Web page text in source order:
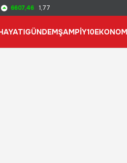
6607,46 1,77
GÜNDEMŞAMPİY10